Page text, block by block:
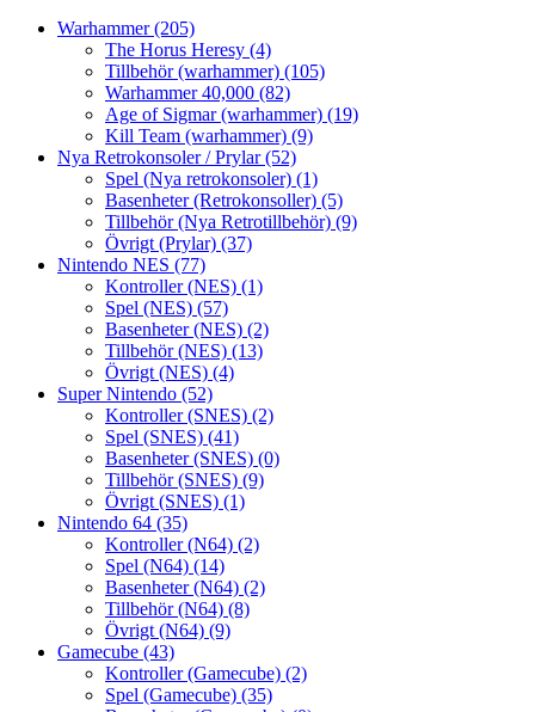
Warhammer(205)
The Horus Heresy (4)
Tillbehör (warhammer) (105)
Warhammer 40,000 (82)
Age of Sigmar (warhammer) (19)
Kill Team (warhammer) (9)
Nya Retrokonsoler / Prylar(52)
Spel (Nya retrokonsoler) (1)
Basenheter (Retrokonsoller) (5)
Tillbehör (Nya Retrotillbehör) (9)
Övrigt (Prylar) (37)
Nintendo NES (77)
Kontroller (NES) (1)
Spel (NES) (57)
Basenheter (NES) (2)
Tillbehör (NES) (13)
Övrigt (NES) (4)
Super Nintendo (52)
Kontroller (SNES) (2)
Spel (SNES) (41)
Basenheter (SNES) (0)
Tillbehör (SNES) (9)
Övrigt (SNES) (1)
Nintendo 64 (35)
Kontroller (N64) (2)
Spel (N64) (14)
Basenheter (N64) (2)
Tillbehör (N64) (8)
Övrigt (N64) (9)
Gamecube (43)
Kontroller (Gamecube) (2)
Spel (Gamecube) (35)